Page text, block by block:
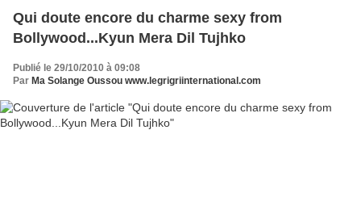
Qui doute encore du charme sexy from
Bollywood...Kyun Mera Dil Tujhko
Publié le 29/10/2010 à 09:08
Par Ma Solange Oussou www.legrigriinternational.com